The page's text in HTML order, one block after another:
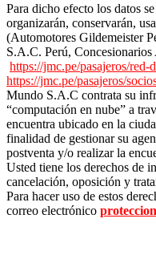
Para dicho efecto los datos
organizarán, conservarán,
(Automotores Gildemeister
S.A.C. Perú,
https://jmc.pe/pasajeros/red-
https://jmc.pe/pasajeros/
Mundo S.A.C contrata su
“computación en nube” a
encuentra ubicado en la
finalidad de gestionar su
postventa y/o realizar la
Usted tiene los derechos de
cancelación, oposición y
Para hacer uso de estos
correo electrónico